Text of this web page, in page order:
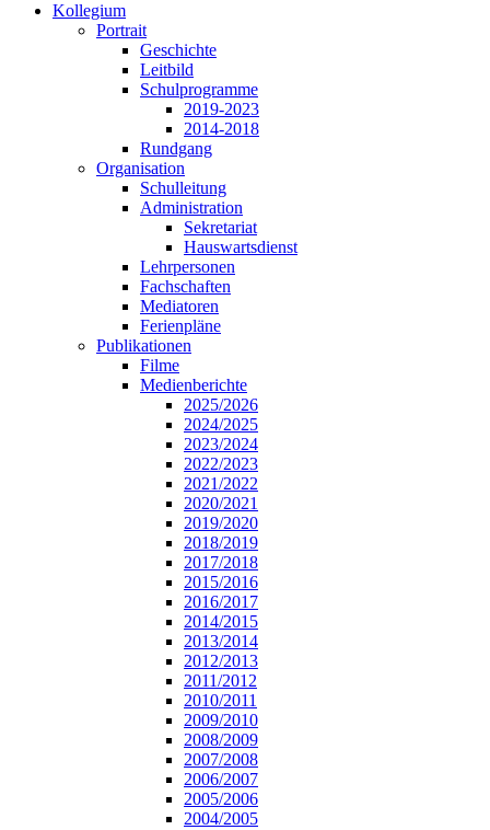
Kollegium
Portrait
Geschichte
Leitbild
Schulprogramme
2019-2023
2014-2018
Rundgang
Organisation
Schulleitung
Administration
Sekretariat
Hauswartsdienst
Lehrpersonen
Fachschaften
Mediatoren
Ferienpläne
Publikationen
Filme
Medienberichte
2025/2026
2024/2025
2023/2024
2022/2023
2021/2022
2020/2021
2019/2020
2018/2019
2017/2018
2015/2016
2016/2017
2014/2015
2013/2014
2012/2013
2011/2012
2010/2011
2009/2010
2008/2009
2007/2008
2006/2007
2005/2006
2004/2005